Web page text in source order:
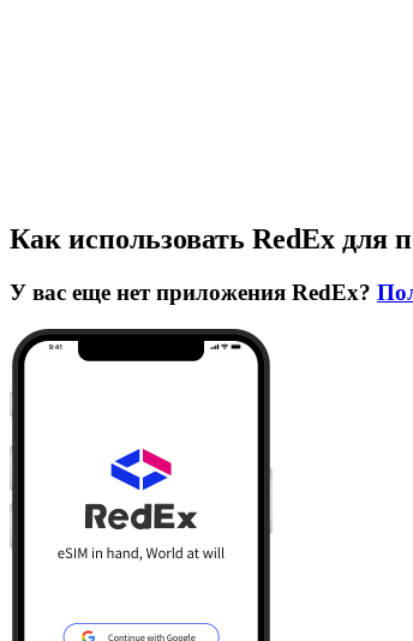
Как использовать RedEx для
У вас еще нет приложения RedEx?